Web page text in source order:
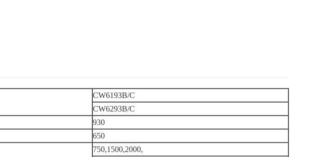
CW6193B/C
CW6293B/C
930
650
750,1500,2000,